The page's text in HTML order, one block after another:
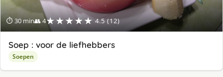
⏱ 30 min👥 4★★★★★ 4.5 (12)
Soep : voor de liefhebbers
Soepen